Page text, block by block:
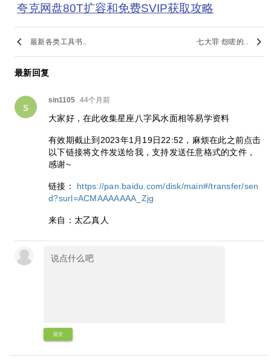
夸克网盘80T扩容和免费SVIP获取攻略
keyboard_arrow_left 最新各类工具书.. 七大罪 怨嗟的.. keyboard_arrow_right
最新回复
s
sin1105 44个月前
大家好，在此收集星座八字风水面相等易学资料
有效期截止到2023年1月19日22:52，麻烦在此之前点击
以下链接将文件发送给我，支持发送任意格式的文件，
感谢~
链接： https://pan.baidu.com/disk/main#/transfer/sen
d?surl=ACMAAAAAAA_Zjg
来自：太乙真人
提交